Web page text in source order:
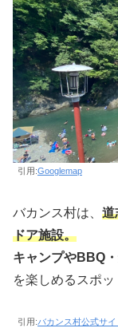
引用:Googlemap
バカンス村は、 道
ドア施設。
キャンプやBBQ
を楽しめるスポッ
引用:バカンス村公式サイ